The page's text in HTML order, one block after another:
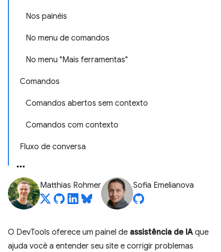
Nos painéis
No menu de comandos
No menu "Mais ferramentas"
Comandos
Comandos abertos sem contexto
Comandos com contexto
Fluxo de conversa
Matthias Rohmer Sofia Emelianova
O DevTools oferece um painel de assistência de IA que
ajuda você a entender seu site e corrigir problemas